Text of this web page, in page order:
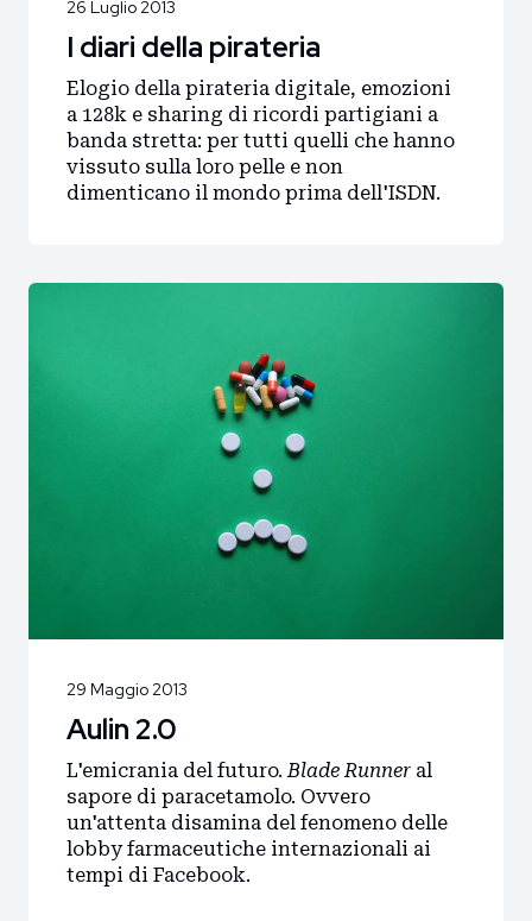
Storie
Collaborazioni
26 Luglio 2013
I diari della pirateria
Elogio della pirateria digitale, emozioni
a 128k e sharing di ricordi partigiani a
banda stretta: per tutti quelli che hanno
vissuto sulla loro pelle e non
dimenticano il mondo prima dell'ISDN.
29 Maggio 2013
Aulin 2.0
L'emicrania del futuro.Blade Runner al
sapore di paracetamolo. Ovvero
un'attenta disamina del fenomeno delle
lobby farmaceutiche internazionali ai
tempi di Facebook.